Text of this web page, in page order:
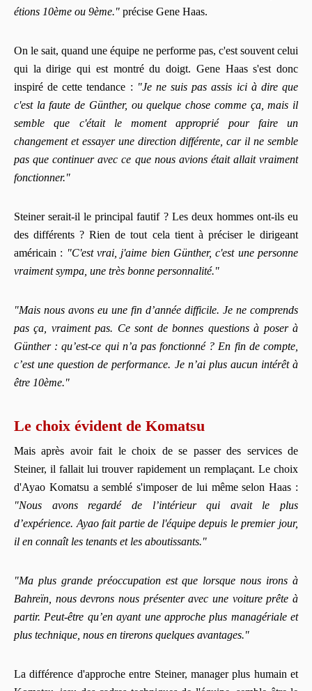
étions 10ème ou 9ème." précise Gene Haas.
On le sait, quand une équipe ne performe pas, c'est souvent celui
qui la dirige qui est montré du doigt. Gene Haas s'est donc
inspiré de cette tendance : "Je ne suis pas assis ici à dire que
c'est la faute de Günther, ou quelque chose comme ça, mais il
semble que c'était le moment approprié pour faire un
changement et essayer une direction différente, car il ne semble
pas que continuer avec ce que nous avions était allait vraiment
fonctionner."
Steiner serait-il le principal fautif ? Les deux hommes ont-ils eu
des différents ? Rien de tout cela tient à préciser le dirigeant
américain : "C'est vrai, j'aime bien Günther, c'est une personne
vraiment sympa, une très bonne personnalité."
"Mais nous avons eu une fin d’année difficile. Je ne comprends
pas ça, vraiment pas. Ce sont de bonnes questions à poser à
Günther : qu’est-ce qui n’a pas fonctionné ? En fin de compte,
c’est une question de performance. Je n’ai plus aucun intérêt à
être 10ème."
Le choix évident de Komatsu
Mais après avoir fait le choix de se passer des services de
Steiner, il fallait lui trouver rapidement un remplaçant. Le choix
d'Ayao Komatsu a semblé s'imposer de lui même selon Haas :
"Nous avons regardé de l’intérieur qui avait le plus
d’expérience. Ayao fait partie de l'équipe depuis le premier jour,
il en connaît les tenants et les aboutissants."
"Ma plus grande préoccupation est que lorsque nous irons à
Bahreïn, nous devrons nous présenter avec une voiture prête à
partir. Peut-être qu’en ayant une approche plus managériale et
plus technique, nous en tirerons quelques avantages."
La différence d'approche entre Steiner, manager plus humain et